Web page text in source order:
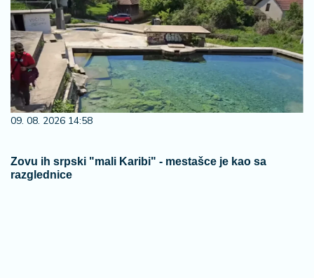
09. 08. 2026 14:58
Zovu ih srpski "mali Karibi" - mestašce je kao sa
razglednice